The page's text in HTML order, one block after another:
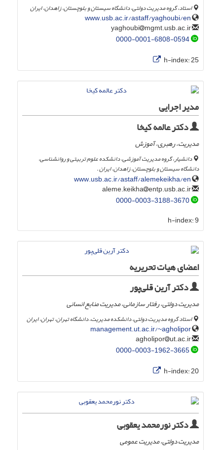
استاد، گروه مدیریت دولتی، دانشگاه سیستان و بلوچستان، زاهدان، ایران
www.usb.ac.ir/astaff/yaghoubi/en
mgmt.usb.ac.ir
0000-0001-6808-0594
h-index:25
مدیر اجرایی
دکتر عالمه کیخا
مدیریت، رهبری، آموزش
دانشیار، گروه مدیریت آموزشی، دانشکده علوم تربیتی و روانشناسی،
دانشگاه سیستان و بلوچستان، زاهدان، ایران .
www.usb.ac.ir/astaff/alemekeikha/en
entp.usb.ac.ir
0000-0003-3188-3670
h-index:9
اعضای هیات تحریریه
دکتر آرین قلی‌پور
مدیریت دولتی، رفتار سازمانی، مدیریت منابع انسانی
استاد گروه مدیریت دولتی، دانشکده مدیریت، دانشگاه تهران، تهران، ایران
management.ut.ac.ir/~agholipor
ut.ac.ir
0000-0003-1962-3665
h-index:20
دکتر نورمحمد یعقوبی
مدیریت دولتی، مدیریت عمومی